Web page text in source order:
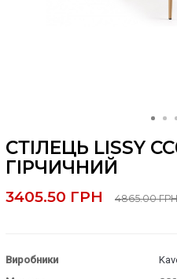
СТІЛЕЦЬ LISSY
ГІРЧИЧНИЙ
3405.50 ГРН 4865.00 ГРН
Виробники